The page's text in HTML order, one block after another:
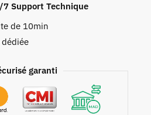
Support Technique
de 10min
garanti